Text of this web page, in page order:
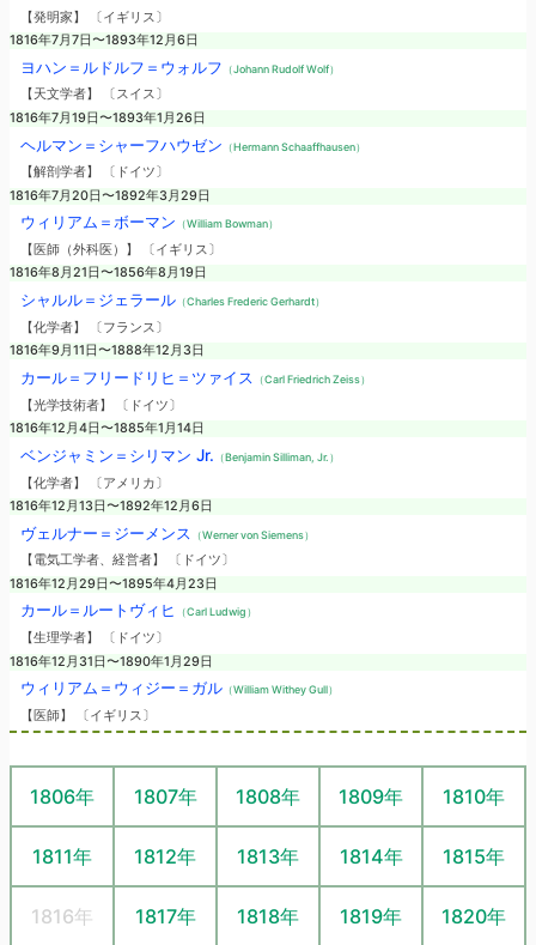
【発明家】 〔イギリス〕
1816年7月7日〜1893年12月6日
ヨハン＝ルドルフ＝ウォルフ （Johann Rudolf Wolf）
【天文学者】 〔スイス〕
1816年7月19日〜1893年1月26日
ヘルマン＝シャーフハウゼン （Hermann Schaaffhausen）
【解剖学者】 〔ドイツ〕
1816年7月20日〜1892年3月29日
ウィリアム＝ボーマン （William Bowman）
【医師（外科医）】 〔イギリス〕
1816年8月21日〜1856年8月19日
シャルル＝ジェラール（Charles Frederic Gerhardt）
【化学者】 〔フランス〕
1816年9月11日〜1888年12月3日
カール＝フリードリヒ＝ツァイス （Carl Friedrich Zeiss）
【光学技術者】 〔ドイツ〕
1816年12月4日〜1885年1月14日
ベンジャミン＝シリマン Jr. （Benjamin Silliman, Jr.）
【化学者】 〔アメリカ〕
1816年12月13日〜1892年12月6日
ヴェルナー＝ジーメンス （Werner von Siemens）
【電気工学者、経営者】 〔ドイツ〕
1816年12月29日〜1895年4月23日
カール＝ルートヴィヒ （Carl Ludwig）
【生理学者】 〔ドイツ〕
1816年12月31日〜1890年1月29日
ウィリアム＝ウィジー＝ガル（William Withey Gull）
【医師】 〔イギリス〕
1806年 1807年 1808年 1809年 1810年
1811年 1812年 1813年 1814年 1815年
1816年 1817年 1818年 1819年 1820年